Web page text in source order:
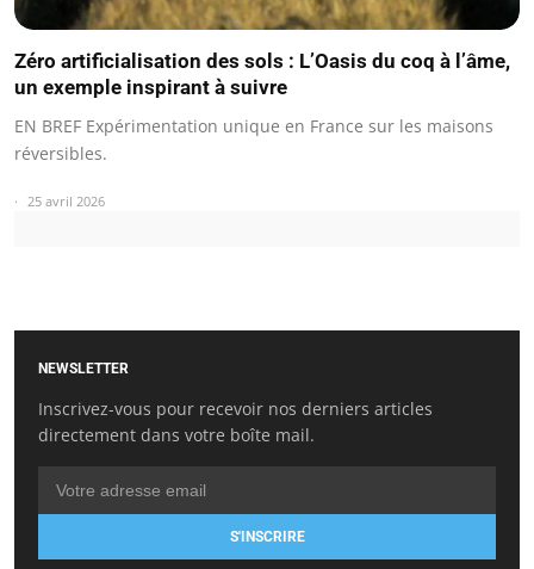
Zéro artificialisation des sols : L’Oasis du coq à l’âme,
un exemple inspirant à suivre
EN BREF Expérimentation unique en France sur les maisons
réversibles.
25 avril 2026
NEWSLETTER
Inscrivez-vous pour recevoir nos derniers articles
directement dans votre boîte mail.
S'INSCRIRE